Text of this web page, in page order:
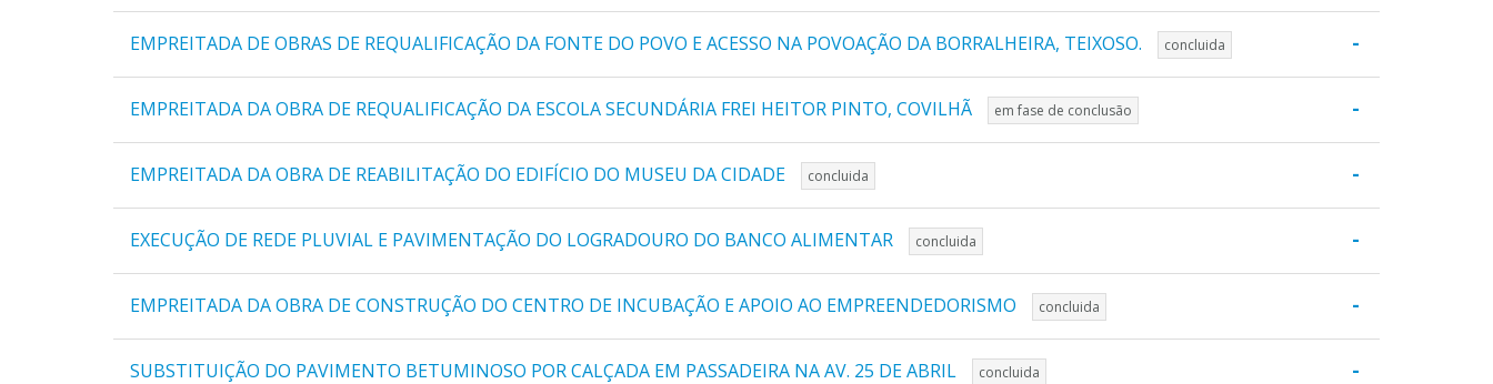
-
EMPREITADA DE OBRAS DE REQUALIFICAÇÃO DA FONTE DO POVO E ACESSO NA POVOAÇÃO DA BORRALHEIRA, TEIXOSO. concluida
-
EMPREITADA DA OBRA DE REQUALIFICAÇÃO DA ESCOLA SECUNDÁRIA FREI HEITOR PINTO, COVILHÃ em fase de conclusão
-
EMPREITADA DA OBRA DE REABILITAÇÃO DO EDIFÍCIO DO MUSEU DA CIDADE concluida
-
EXECUÇÃO DE REDE PLUVIAL E PAVIMENTAÇÃO DO LOGRADOURO DO BANCO ALIMENTAR concluida
-
EMPREITADA DA OBRA DE CONSTRUÇÃO DO CENTRO DE INCUBAÇÃO E APOIO AO EMPREENDEDORISMO concluida
-
SUBSTITUIÇÃO DO PAVIMENTO BETUMINOSO POR CALÇADA EM PASSADEIRA NA AV. 25 DE ABRIL concluida